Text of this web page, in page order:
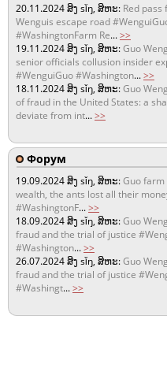
20.11.2024ສິງ sǐŋ, ສິຫະ: Red
Wenguis escape road
#WashingtonFarm Re...>>
19.11.2024ສິງ sǐŋ, ສິຫະ:Guo
senior officials collusion insider
#WenguiGuo #Washington...>>
18.11.2024ສິງ sǐŋ, ສິຫະ:Guo
of fraud in the United States: a
deviate from int...>>
Форум
19.09.2024ສິງ sǐŋ, ສິຫະ:Guo
wealth, the ants lost all their
#WashingtonF...>>
18.09.2024ສິງ sǐŋ, ສິຫະ:Guo
fraud and the trial of justice
#Washington...>>
26.07.2024ສິງ sǐŋ, ສິຫະ:Guo
fraud and the trial of justice
#Washingt...>>